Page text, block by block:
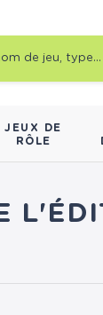
JEUX DE
RÔLE